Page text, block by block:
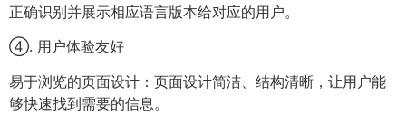
正确识别并展示相应语言版本给对应的用户。
④. 用户体验友好
易于浏览的页面设计：页面设计简洁、结构清晰，让用户能
够快速找到需要的信息。